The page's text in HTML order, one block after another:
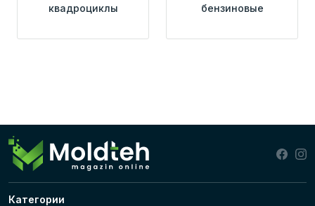
квадроциклы
бензиновые
Категории